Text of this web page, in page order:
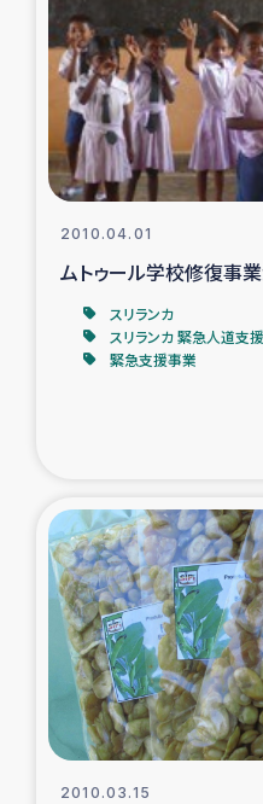
トルコ・シ
デニヤヤ小
コーヒ
アイナロ県マウベシ
ベイルート大
2010.04.01
ムトゥール学校修復事
スリランカ
スリランカ 緊急人道支援
緊急支援事業
2010.03.15